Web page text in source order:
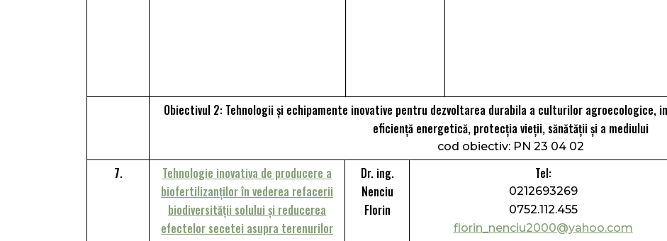
Obiectivul 2: Tehnologii și echipamente inovative pentru dezvoltarea durabila a culturilor agroecologice,
eficiență energetică, protecţia vieţii, sănătăţii şi a mediului
cod obiectiv: PN 23 04 02
7.
Tehnologie inovativa de producere a
biofertilizanţilor în vederea refacerii
biodiversității solului și reducerea
efectelor secetei asupra terenurilor
Dr. ing.
Nenciu
Florin
Tel:
0212693269
0752.112.455
florin_nenciu2000@yahoo.com